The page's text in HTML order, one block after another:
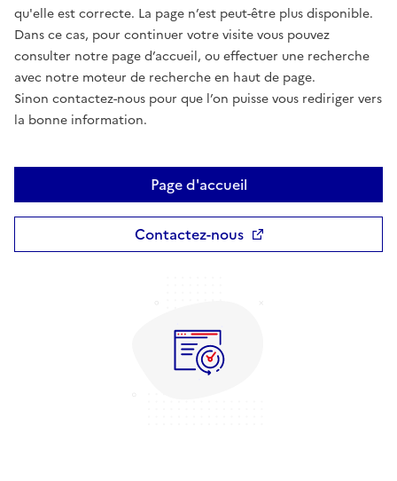
qu'elle est correcte. La page n’est peut-être plus disponible.
Dans ce cas, pour continuer votre visite vous pouvez
consulter notre page d’accueil, ou effectuer une recherche
avec notre moteur de recherche en haut de page.
Sinon contactez-nous pour que l’on puisse vous rediriger vers
la bonne information.
Page d'accueil
Contactez-nous